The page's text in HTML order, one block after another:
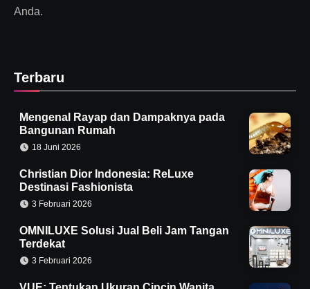
Anda.
Terbaru
Mengenal Rayap dan Dampaknya pada
Bangunan Rumah
18 Juni 2026
Christian Dior Indonesia: ReLuxe
Destinasi Fashionista
3 Februari 2026
OMNILUXE Solusi Jual Beli Jam Tangan
Terdekat
3 Februari 2026